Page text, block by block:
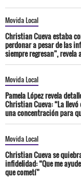
Movida Local
Christian Cueva estaba
perdonar a pesar de las
siempre regresan”, revela
Movida Local
Pamela López revela
Christian Cueva: “La
una concentración para
Movida Local
Christian Cueva se
infidelidad: “Que me
que cometí”